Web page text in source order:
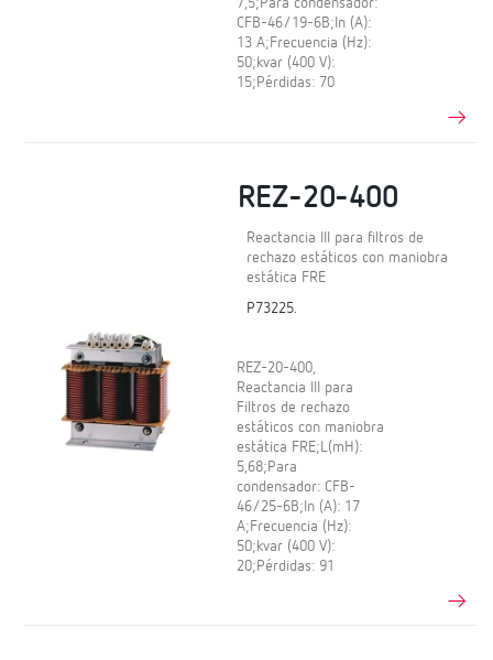
7,5;Para condensador:
CFB-46/19-6B;In (A):
13 A;Frecuencia (Hz):
50;kvar (400 V):
15;Pérdidas: 70
REZ-20-400
Reactancia III para filtros de
rechazo estáticos con maniobra
estática FRE
P73225.
REZ-20-400,
Reactancia III para
Filtros de rechazo
estáticos con maniobra
estática FRE;L(mH):
5,68;Para
condensador: CFB-
46/25-6B;In (A): 17
A;Frecuencia (Hz):
50;kvar (400 V):
20;Pérdidas: 91